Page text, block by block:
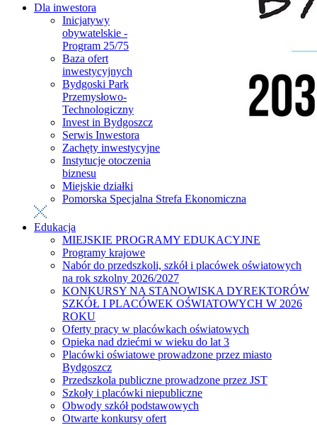
Dla inwestora
Inicjatywy
obywatelskie -
Program 25/75
Baza ofert
inwestycyjnych
Bydgoski Park
Przemysłowo-
Technologiczny
Invest in Bydgoszcz
Serwis Inwestora
Zachęty inwestycyjne
Instytucje otoczenia
biznesu
Miejskie działki
Pomorska Specjalna Strefa Ekonomiczna
Edukacja
MIEJSKIE PROGRAMY EDUKACYJNE
Programy krajowe
Nabór do przedszkoli, szkół i placówek oświatowych
na rok szkolny 2026/2027
KONKURSY NA STANOWISKA DYREKTORÓW
SZKÓŁ I PLACÓWEK OŚWIATOWYCH W 2026
ROKU
Oferty pracy w placówkach oświatowych
Opieka nad dziećmi w wieku do lat 3
Placówki oświatowe prowadzone przez miasto
Bydgoszcz
Przedszkola publiczne prowadzone przez JST
Szkoły i placówki niepubliczne
Obwody szkół podstawowych
Otwarte konkursy ofert